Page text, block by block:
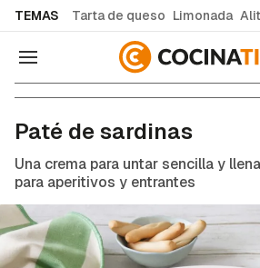
TEMAS Tarta de queso Limonada
Navegación
Paté de sardinas
Una crema para untar sencilla y
para aperitivos y entrantes